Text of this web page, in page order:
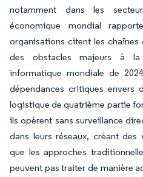
notamment dans les
économique mondial
organisations citent les
des obstacles majeurs à la
informatique mondiale de
dépendances critiques envers
logistique de quatrième partie
ils opèrent sans surveillance
dans leurs réseaux, créant
que les approches
peuvent pas traiter de manière